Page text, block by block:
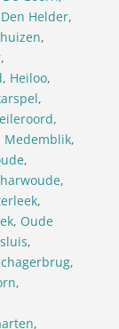
Den Helder,
,
,
, Heiloo,
,
,
Medemblik,
,
,
,
, Oude
,
,
,
,